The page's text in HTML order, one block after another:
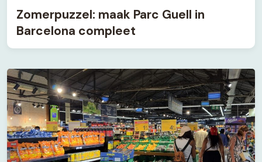
Zomerpuzzel: maak Parc Guell in
Barcelona compleet